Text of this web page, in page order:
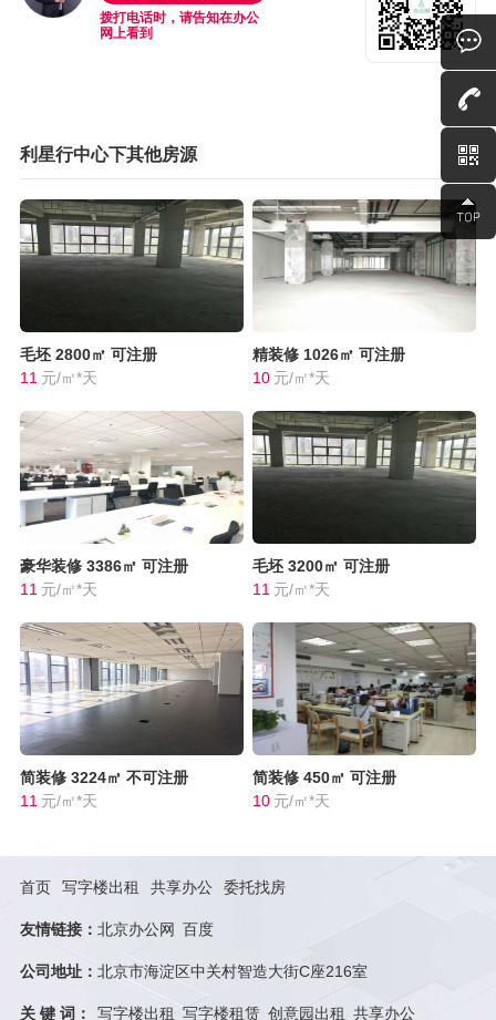
拨打电话时，请告知在办公
网上看到
利星行中心下其他房源
毛坯 2800㎡ 可注册
11 元/㎡*天
精装修 1026㎡ 可注册
10 元/㎡*天
豪华装修 3386㎡ 可注册
11 元/㎡*天
毛坯 3200㎡ 可注册
11 元/㎡*天
简装修 3224㎡ 不可注册
11 元/㎡*天
简装修 450㎡ 可注册
10 元/㎡*天
首页 写字楼出租 共享办公 委托找房
友情链接： 北京办公网 百度
公司地址： 北京市海淀区中关村智造大街C座216室
关 键 词： 写字楼出租 写字楼租赁 创意园出租 共享办公